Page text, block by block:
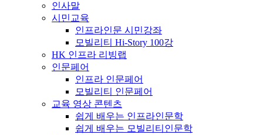
인사말
시민교육
인프라인문 시민강좌
모빌리티 Hi-Story 100강
HK 인프라 리빙랩
인문페어
인프라 인문페어
모빌리티 인문페어
교육 영상 콘텐츠
쉽게 배우는 인프라인문학
쉽게 배우는 모빌리티인문학